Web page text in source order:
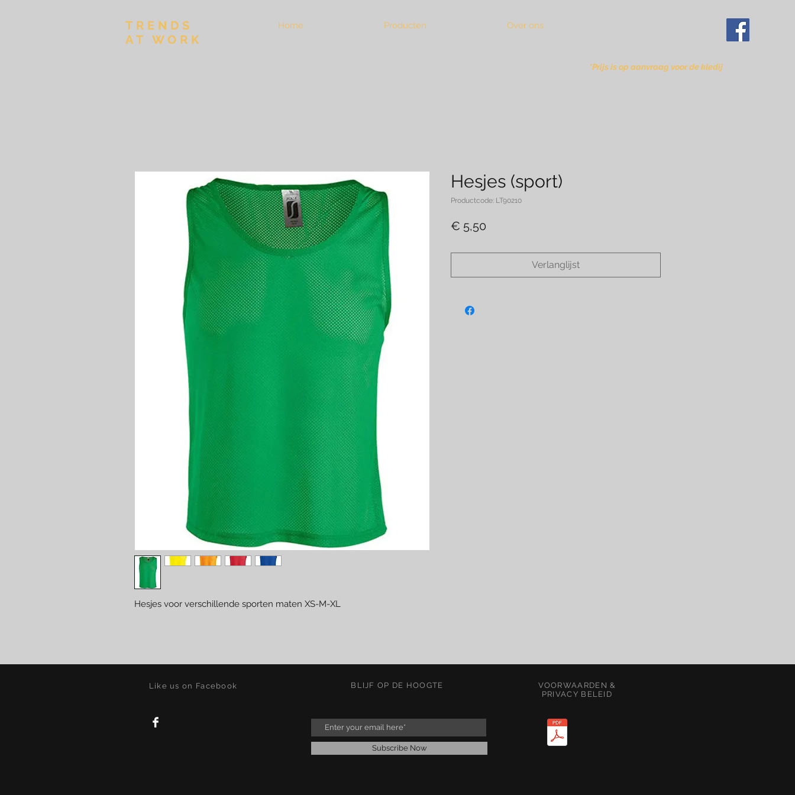
TRENDS
AT WORK
Home Producten Over ons
*Prijs is op aanvraag voor de kledij
Hesjes voor verschillende sporten maten XS-M-XL
Hesjes (sport)
Productcode: LT90210
€ 5,50
Verlanglijst
Like us on Facebook BLIJF OP DE HOOGTE
VOORWAARDEN &
PRIVACY BELEID
Subscribe Now